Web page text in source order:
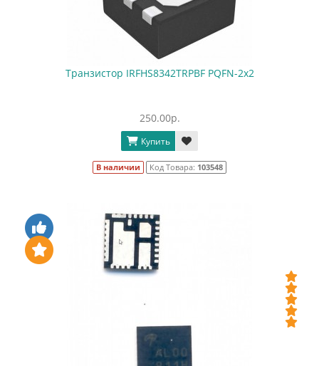
Транзистор IRFHS8342TRPBF PQFN-2x2
250.00р.
Купить
В наличии Код Товара: 103548